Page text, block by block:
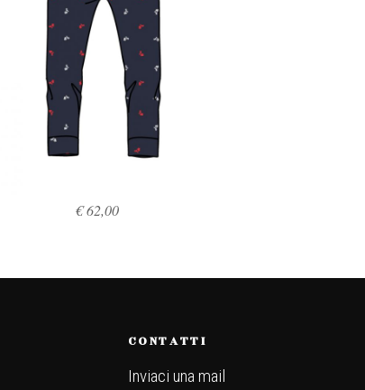
SCEGLI
€62,00
CONTATTI
Inviaci una mail